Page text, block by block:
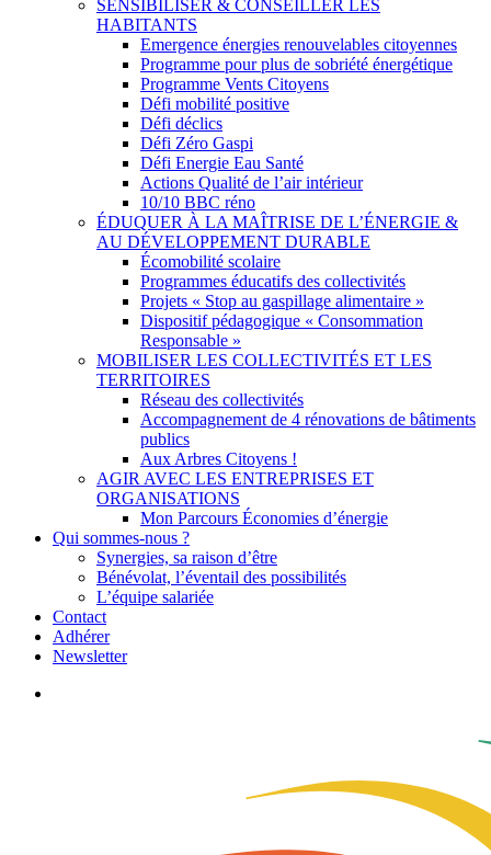
SENSIBILISER & CONSEILLER LES
HABITANTS
Emergence énergies renouvelables citoyennes
Programme pour plus de sobriété énergétique
Programme Vents Citoyens
Défi mobilité positive
Défi déclics
Défi Zéro Gaspi
Défi Energie Eau Santé
Actions Qualité de l’air intérieur
10/10 BBC réno
ÉDUQUER À LA MAÎTRISE DE L’ÉNERGIE &
AU DÉVELOPPEMENT DURABLE
Écomobilité scolaire
Programmes éducatifs des collectivités
Projets « Stop au gaspillage alimentaire »
Dispositif pédagogique « Consommation
Responsable »
MOBILISER LES COLLECTIVITÉS ET LES
TERRITOIRES
Réseau des collectivités
Accompagnement de 4 rénovations de bâtiments
publics
Aux Arbres Citoyens !
AGIR AVEC LES ENTREPRISES ET
ORGANISATIONS
Mon Parcours Économies d’énergie
Qui sommes-nous ?
Synergies, sa raison d’être
Bénévolat, l’éventail des possibilités
L’équipe salariée
Contact
Adhérer
Newsletter